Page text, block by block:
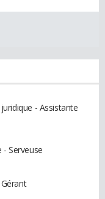
- Assistante
Serveuse